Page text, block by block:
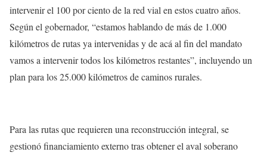
intervenir el 100 por ciento de la red vial en estos cuatro años.
Según el gobernador, “estamos hablando de más de 1.000
kilómetros de rutas ya intervenidas y de acá al fin del mandato
vamos a intervenir todos los kilómetros restantes”, incluyendo un
plan para los 25.000 kilómetros de caminos rurales.
Para las rutas que requieren una reconstrucción integral, se
gestionó financiamiento externo tras obtener el aval soberano